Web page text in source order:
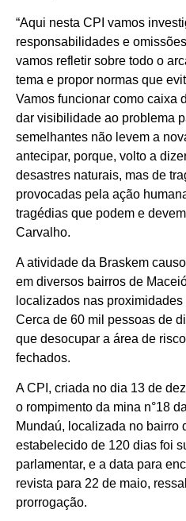
“Aqui nesta CPI vamos
responsabilidades e
vamos refletir sobre todo o
tema e propor normas que
Vamos funcionar como caixa
dar visibilidade ao problema
semelhantes não levem a
antecipar, porque, volto a
desastres naturais, mas de
provocadas pela ação
tragédias que podem e
Carvalho.
A atividade da Braskem
em diversos bairros de
localizados nas
Cerca de 60 mil pessoas de
que desocupar a área de
fechados.
A CPI, criada no dia 13 de
o rompimento da mina n°18
Mundaú, localizada no bairro
estabelecido de 120 dias foi
parlamentar, e a data para
revista para 22 de maio,
prorrogação.